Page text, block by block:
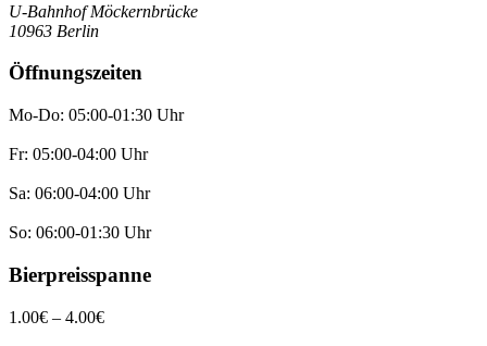
U-Bahnhof Möckernbrücke
10963 Berlin
Öffnungszeiten
Mo-Do: 05:00-01:30 Uhr
Fr: 05:00-04:00 Uhr
Sa: 06:00-04:00 Uhr
So: 06:00-01:30 Uhr
Bierpreisspanne
1.00€ – 4.00€